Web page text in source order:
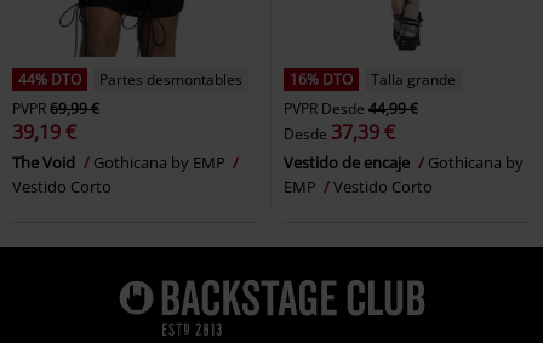
44% DTO
Partes desmontables
PVPR69,99 €
39,19 €
The Void
Gothicana by EMP
Vestido Corto
16% DTO
Talla grande
PVPR Desde 44,99 €
Desde 37,39 €
Vestido de encaje
Gothicana by
EMP
Vestido Corto